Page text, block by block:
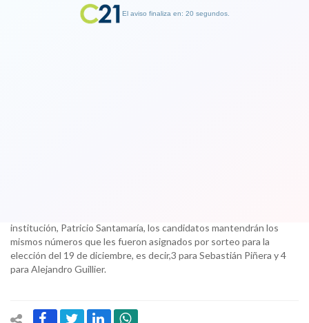
institución, Patricio Santamaría, los candidatos mantendrán los
mismos números que les fueron asignados por sorteo para la
elección del 19 de diciembre, es decir,3 para Sebastián Piñera y 4
para Alejandro Guillier.
El aviso finaliza en: 19 segundos.